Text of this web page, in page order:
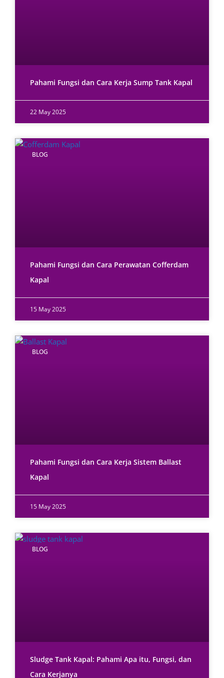
Pahami Fungsi dan Cara Kerja Sump Tank Kapal
22 May 2025
BLOG
Pahami Fungsi dan Cara Perawatan Cofferdam
Kapal
15 May 2025
BLOG
Pahami Fungsi dan Cara Kerja Sistem Ballast
Kapal
15 May 2025
BLOG
Sludge Tank Kapal: Pahami Apa itu, Fungsi, dan
Cara Kerjanya